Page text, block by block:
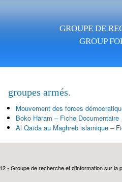
GROUPE DE
GROUP
groupes armés.
Mouvement des forces
Boko Haram – Fiche Documentaire
Al Qaïda au Maghreb islamique –
- Groupe de recherche et d'information sur la